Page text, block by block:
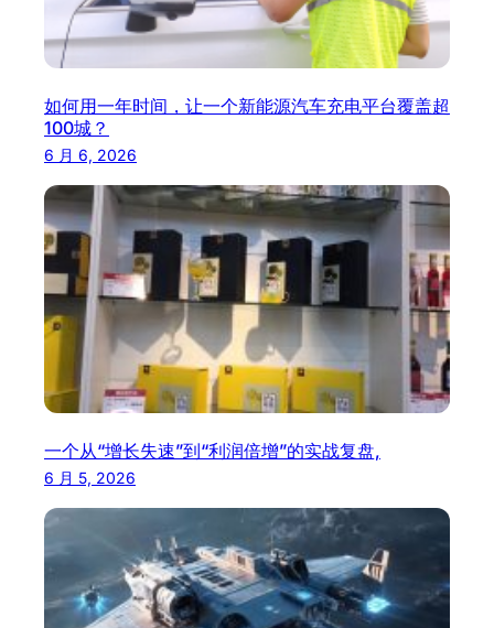
如何用一年时间，让一个新能源汽车充电平台覆盖超
100城？
6 月 6, 2026
一个从“增长失速”到“利润倍增”的实战复盘,
6 月 5, 2026